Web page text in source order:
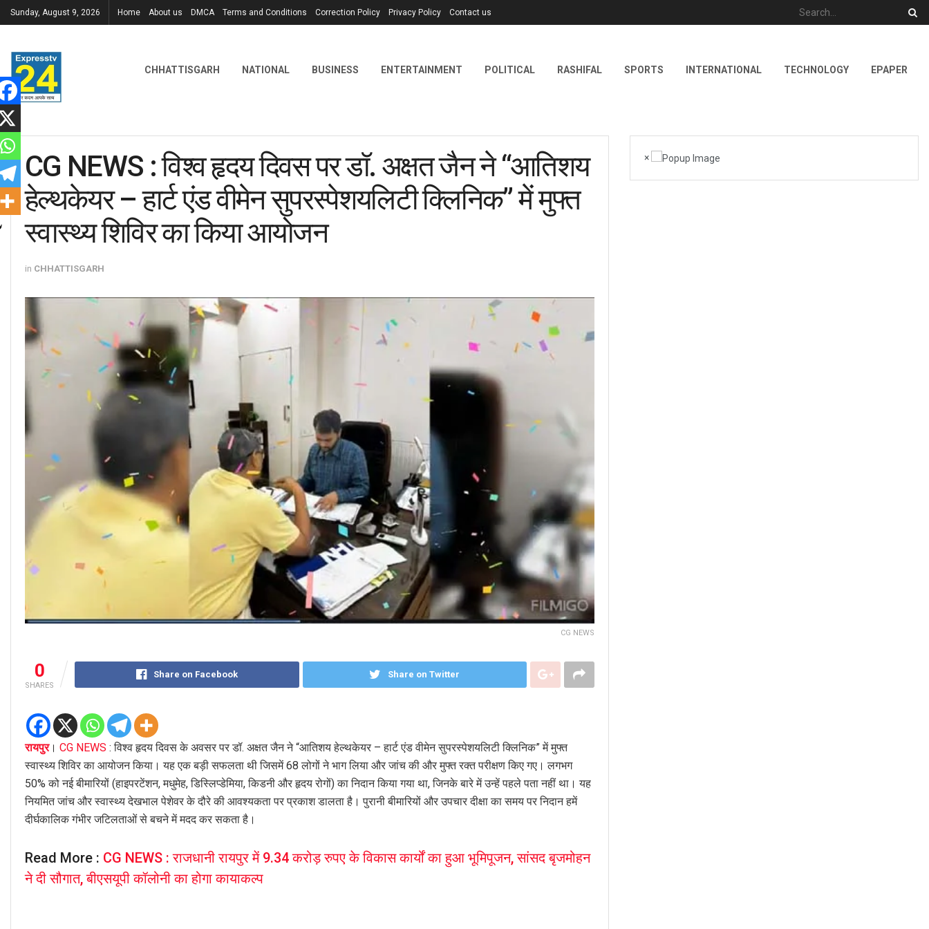
Sunday, August 9, 2026 Home About us DMCA Terms and Conditions Correction Policy Privacy Policy Contact us
CHHATTISGARH NATIONAL BUSINESS ENTERTAINMENT POLITICAL RASHIFAL SPORTS INTERNATIONAL TECHNOLOGY EPAPER
CG NEWS : विश्व हृदय दिवस पर डॉ. अक्षत जैन ने “आतिशय
हेल्थकेयर – हार्ट एंड वीमेन सुपरस्पेशयलिटी क्लिनिक” में मुफ्त
स्वास्थ्य शिविर का किया आयोजन
in CHHATTISGARH
CG NEWS
0
SHARES
Share on Facebook Share on Twitter
रायपुर। CG NEWS : विश्व हृदय दिवस के अवसर पर डॉ. अक्षत जैन ने “आतिशय हेल्थकेयर – हार्ट एंड वीमेन सुपरस्पेशयलिटी क्लिनिक” में मुफ्त
स्वास्थ्य शिविर का आयोजन किया। यह एक बड़ी सफलता थी जिसमें 68 लोगों ने भाग लिया और जांच की और मुफ्त रक्त परीक्षण किए गए। लगभग
50% को नई बीमारियों (हाइपरटेंशन, मधुमेह, डिस्लिप्डेमिया, किडनी और हृदय रोगों) का निदान किया गया था, जिनके बारे में उन्हें पहले पता नहीं था। यह
नियमित जांच और स्वास्थ्य देखभाल पेशेवर के दौरे की आवश्यकता पर प्रकाश डालता है। पुरानी बीमारियों और उपचार दीक्षा का समय पर निदान हमें
दीर्घकालिक गंभीर जटिलताओं से बचने में मदद कर सकता है।
Read More : CG NEWS : राजधानी रायपुर में 9.34 करोड़ रुपए के विकास कार्यों का हुआ भूमिपूजन, सांसद बृजमोहन
ने दी सौगात, बीएसयूपी कॉलोनी का होगा कायाकल्प
×